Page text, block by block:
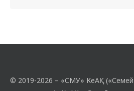
© 2019-2026 – «СМУ» КеАҚ